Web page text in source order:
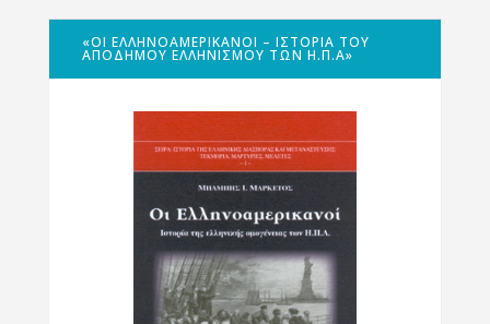
«ΟΙ ΕΛΛΗΝΟΑΜΕΡΙΚΑΝΟΊ – ΙΣΤΟΡΊΑ ΤΟΥ
ΑΠΌΔΗΜΟΥ ΕΛΛΗΝΙΣΜΟΎ ΤΩΝ Η.Π.Α»